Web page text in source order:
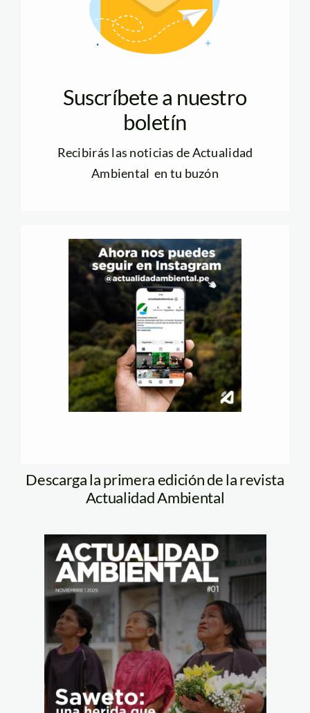
Suscríbete a nuestro
boletín
Recibirás las noticias de Actualidad
Ambiental en tu buzón
Descarga la primera edición de la revista
Actualidad Ambiental